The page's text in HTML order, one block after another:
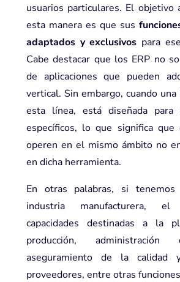
usuarios particulares. El objetivo
esta manera es que sus
adaptados y exclusivos para
Cabe destacar que los ERP no
de aplicaciones que pueden
vertical. Sin embargo, cuando
esta línea, está diseñada para
específicos, lo que significa que
operen en el mismo ámbito no
en dicha herramienta.
En otras palabras, si
industria manufacturera, el
capacidades destinadas a la
producción, administración
aseguramiento de la calidad
proveedores, entre otras